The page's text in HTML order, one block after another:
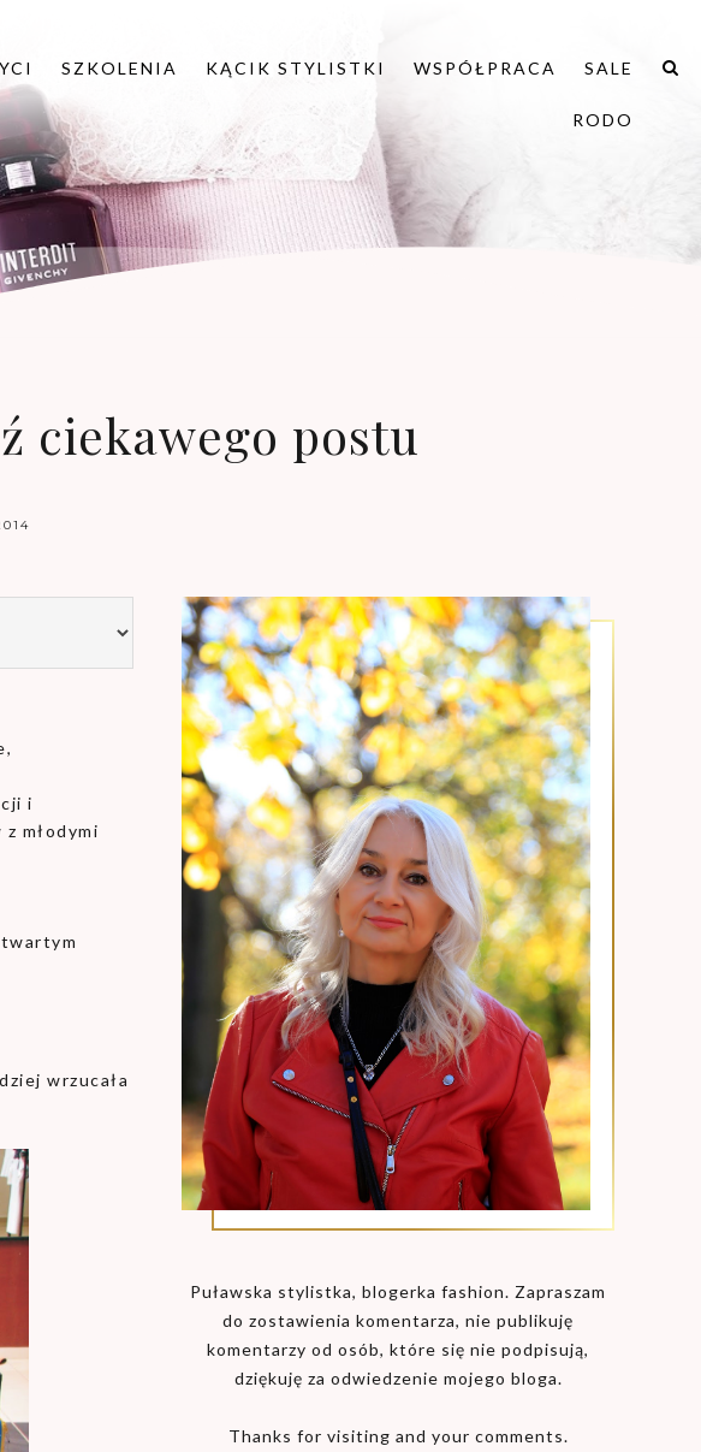
SZKOLENIA KĄCIK STYLISTKI WSPÓŁPRACA SALE
RODO
ciekawego postu
i
młodymi
wrzucała
Puławska stylistka, blogerka fashion. Zapraszam
do zostawienia komentarza, nie publikuję
komentarzy od osób, które się nie podpisują,
dziękuję za odwiedzenie mojego bloga.
Thanks for visiting and your comments.